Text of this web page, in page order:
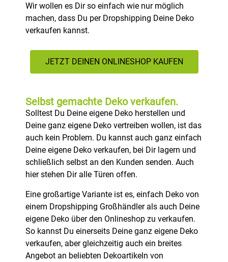
Wir wollen es Dir so einfach wie nur möglich
machen, dass Du per Dropshipping Deine Deko
verkaufen kannst.
JETZT DEINEN ONLINESHOP KAUFEN
Selbst gemachte Deko verkaufen.
Solltest Du Deine eigene Deko herstellen und
Deine ganz eigene Deko vertreiben wollen, ist das
auch kein Problem. Du kannst auch ganz einfach
Deine eigene Deko verkaufen, bei Dir lagern und
schließlich selbst an den Kunden senden. Auch
hier stehen Dir alle Türen offen.
Eine großartige Variante ist es, einfach Deko von
einem Dropshipping Großhändler als auch Deine
eigene Deko über den Onlineshop zu verkaufen.
So kannst Du einerseits Deine ganz eigene Deko
verkaufen, aber gleichzeitig auch ein breites
Angebot an beliebten Dekoartikeln von